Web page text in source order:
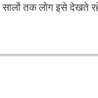
सालों तक लोग इसे